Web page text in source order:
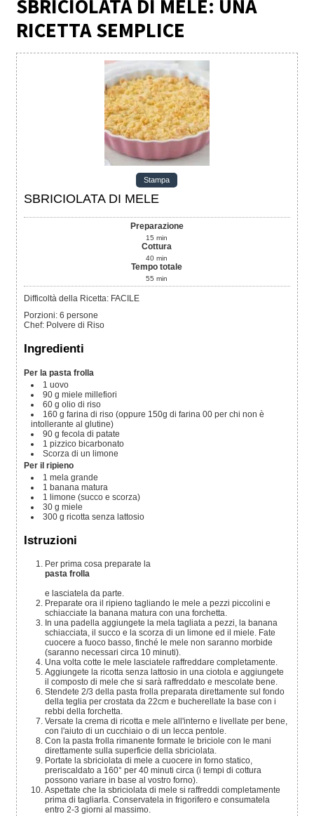
SBRICIOLATA DI MELE: UNA
RICETTA SEMPLICE
Stampa
SBRICIOLATA DI MELE
Preparazione
15 min
Cottura
40 min
Tempo totale
55 min
Difficoltà della Ricetta: FACILE
Porzioni:6 persone
Chef: Polvere di Riso
Ingredienti
Per la pasta frolla
1 uovo
90 g miele millefiori
60 g olio di riso
160 g farina di riso (oppure 150g di farina 00 per chi non è
intollerante al glutine)
90 g fecola di patate
1 pizzico bicarbonato
Scorza di un limone
Per il ripieno
1 mela grande
1 banana matura
1 limone (succo e scorza)
30 g miele
300 g ricotta senza lattosio
Istruzioni
Per prima cosa preparate la
pasta frolla
e lasciatela da parte.
Preparate ora il ripieno tagliando le mele a pezzi piccolini e
schiacciate la banana matura con una forchetta.
In una padella aggiungete la mela tagliata a pezzi, la banana
schiacciata, il succo e la scorza di un limone ed il miele. Fate
cuocere a fuoco basso, finché le mele non saranno morbide
(saranno necessari circa 10 minuti).
Una volta cotte le mele lasciatele raffreddare completamente.
Aggiungete la ricotta senza lattosio in una ciotola e aggiungete
il composto di mele che si sarà raffreddato e mescolate bene.
Stendete 2/3 della pasta frolla preparata direttamente sul fondo
della teglia per crostata da 22cm e bucherellate la base con i
rebbi della forchetta.
Versate la crema di ricotta e mele all'interno e livellate per bene,
con l'aiuto di un cucchiaio o di un lecca pentole.
Con la pasta frolla rimanente formate le briciole con le mani
direttamente sulla superficie della sbriciolata.
Portate la sbriciolata di mele a cuocere in forno statico,
preriscaldato a 160° per 40 minuti circa (i tempi di cottura
possono variare in base al vostro forno).
Aspettate che la sbriciolata di mele si raffreddi completamente
prima di tagliarla. Conservatela in frigorifero e consumatela
entro 2-3 giorni al massimo.